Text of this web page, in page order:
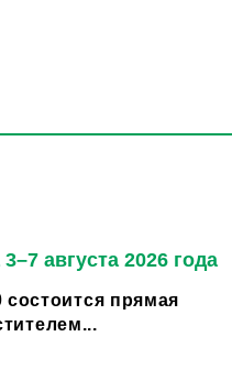
августа 2026 года
состоится прямая